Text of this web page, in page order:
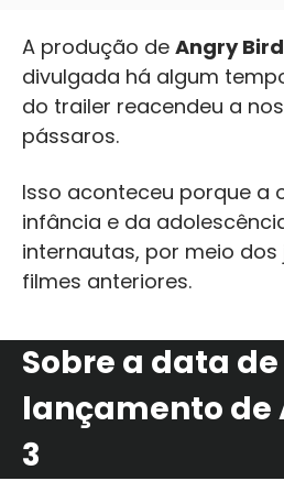
A produção de Angry
divulgada há algum
do trailer reacendeu a
pássaros.
Isso aconteceu porque a
infância e da
internautas, por meio
filmes anteriores.
Sobre a data de
lançamento de
3